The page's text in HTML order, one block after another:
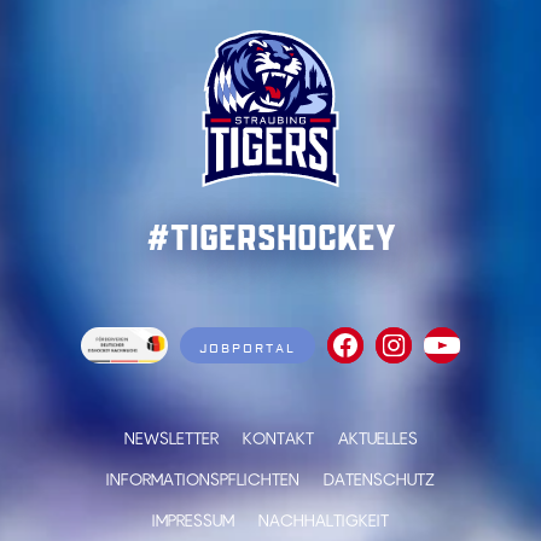
#TigersHockey
JOBPORTAL
NEWSLETTER KONTAKT
AKTUELLES
INFORMATIONSPFLICHTEN
DATENSCHUTZ
IMPRESSUM
NACHHALTIGKEIT